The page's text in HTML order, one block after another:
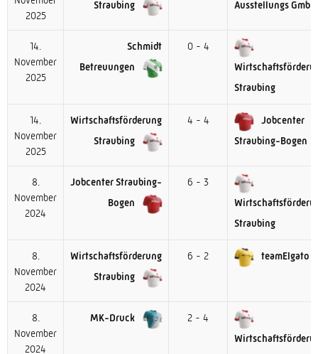
2025
Straubing
Ausstellungs GmbH
14.
November
2025
Schmidt
Betreuungen
0 - 4
Straubing
14.
November
2025
Wirtschaftsförderung
Straubing
4 - 4
Jobcenter
Straubing-Bogen
8.
November
2024
Jobcenter Straubing-
Bogen
6 - 3
Straubing
8.
November
2024
Wirtschaftsförderung
Straubing
6 - 2 teamElgato
8.
November
2024
MK-Druck
2 - 4